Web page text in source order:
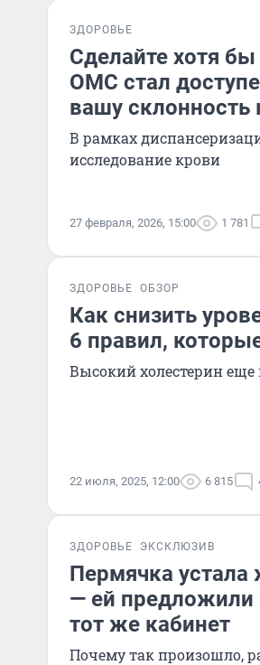
ЗДОРОВЬЕ
Сделайте хотя
ОМС стал
вашу
В рамках
исследование крови
27 февраля, 2026, 15:00 1 781
ЗДОРОВЬЕ ОБЗОР
Как снизить
6 правил,
Высокий холестерин еще
22 июля, 2025, 12:00 6 815
ЗДОРОВЬЕ ЭКСКЛЮЗИВ
Пермячка устала
— ей предложили
тот же кабинет
Почему так произошло,